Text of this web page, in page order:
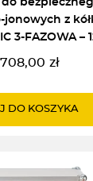
z
3-FAZOWA –
zł
DO KOSZYKA